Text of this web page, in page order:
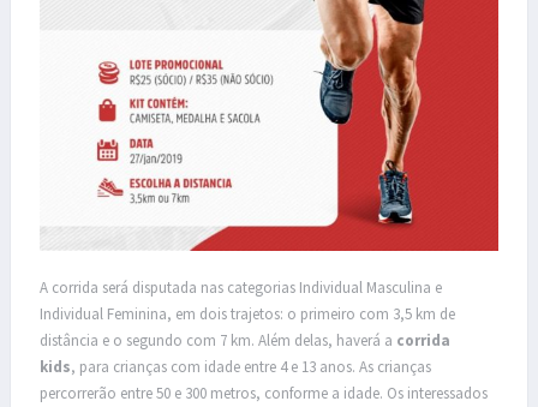
A corrida será disputada nas categorias Individual Masculina e
Individual Feminina, em dois trajetos: o primeiro com 3,5 km de
distância e o segundo com 7 km. Além delas, haverá a corrida
kids, para crianças com idade entre 4 e 13 anos. As crianças
percorrerão entre 50 e 300 metros, conforme a idade. Os interessados